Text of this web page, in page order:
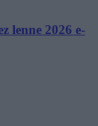
lenne 2026 e-